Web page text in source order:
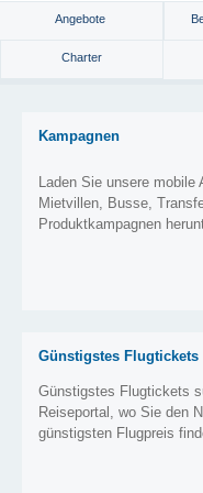
Angebote
Charter
Kampagnen
Laden Sie unsere
Mietvillen, Busse,
Produktkampagnen
Günstigstes
Günstigstes Flugtickets
Reiseportal, wo Sie den
günstigsten Flugpreis